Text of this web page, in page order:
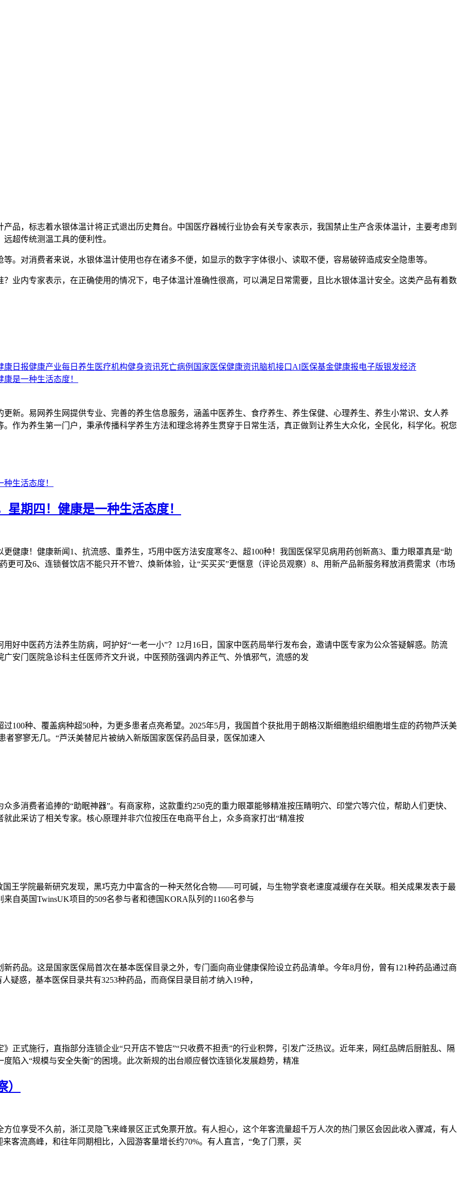
品，标志着水银体温计将正式退出历史舞台。中国医疗器械行业协会有关专家表示，我国禁止生产含汞体温计，主要考虑到
超传统测温工具的便利性。
。对消费者来说，水银体温计使用也存在诸多不便，如显示的数字字体很小、读取不便，容易破碎造成安全隐患等。
业内专家表示，在正确使用的情况下，电子体温计准确性很高，可以满足日常需要，且比水银体温计安全。这类产品有着数
康日报健康产业每日养生 医疗机构健身资讯死亡病例 国家医保健康资讯脑机接口 AI医保基金健康报电子版银发经济
是一种生活态度！
新。易网养生网提供专业、完善的养生信息服务，涵盖中医养生、食疗养生、养生保健、心理养生、养生小常识、女人养
作为养生第一门户，秉承传播科学养生方法和理念将养生贯穿于日常生活，真正做到让养生大众化，全民化，科学化。祝您
星期四！健康是一种生活态度！
健康！健康新闻1、抗流感、重养生，巧用中医方法安度寒冬2、超100种！我国医保罕见病用药创新高3、重力眼罩真是“助
更可及6、连锁餐饮店不能只开不管7、焕新体验，让“买买买”更惬意（评论员观察）8、用新产品新服务释放消费需求（市场
好中医药方法养生防病，呵护好“一老一小”？12月16日，国家中医药局举行发布会，邀请中医专家为公众答疑解惑。防流
安门医院急诊科主任医师齐文升说，中医预防强调内养正气、外慎邪气，流感的发
100种、覆盖病种超50种，为更多患者点亮希望。2025年5月，我国首个获批用于朗格汉斯细胞组织细胞增生症的药物芦沃美
寥寥无几。“芦沃美替尼片被纳入新版国家医保药品目录，医保加速入
多消费者追捧的“助眠神器”。有商家称，这款重约250克的重力眼罩能够精准按压睛明穴、印堂穴等穴位，帮助人们更快、
此采访了相关专家。核心原理并非穴位按压在电商平台上，众多商家打出“精准按
王学院最新研究发现，黑巧克力中富含的一种天然化合物——可可碱，与生物学衰老速度减缓存在关联。相关成果发表于最
自英国TwinsUK项目的509名参与者和德国KORA队列的1160名参与
药品。这是国家医保局首次在基本医保目录之外，专门面向商业健康保险设立药品清单。今年8月份，曾有121种药品通过商
疑惑，基本医保目录共有3253种药品，而商保目录目前才纳入19种，
正式施行，直指部分连锁企业“只开店不管店”“只收费不担责”的行业积弊，引发广泛热议。近年来，网红品牌后厨脏乱、隔
陷入“规模与安全失衡”的困境。此次新规的出台顺应餐饮连锁化发展趋势，精准
位享受不久前，浙江灵隐飞来峰景区正式免票开放。有人担心，这个年客流量超千万人次的热门景区会因此收入骤减，有人
客流高峰，和往年同期相比，入园游客量增长约70%。有人直言，“免了门票，买